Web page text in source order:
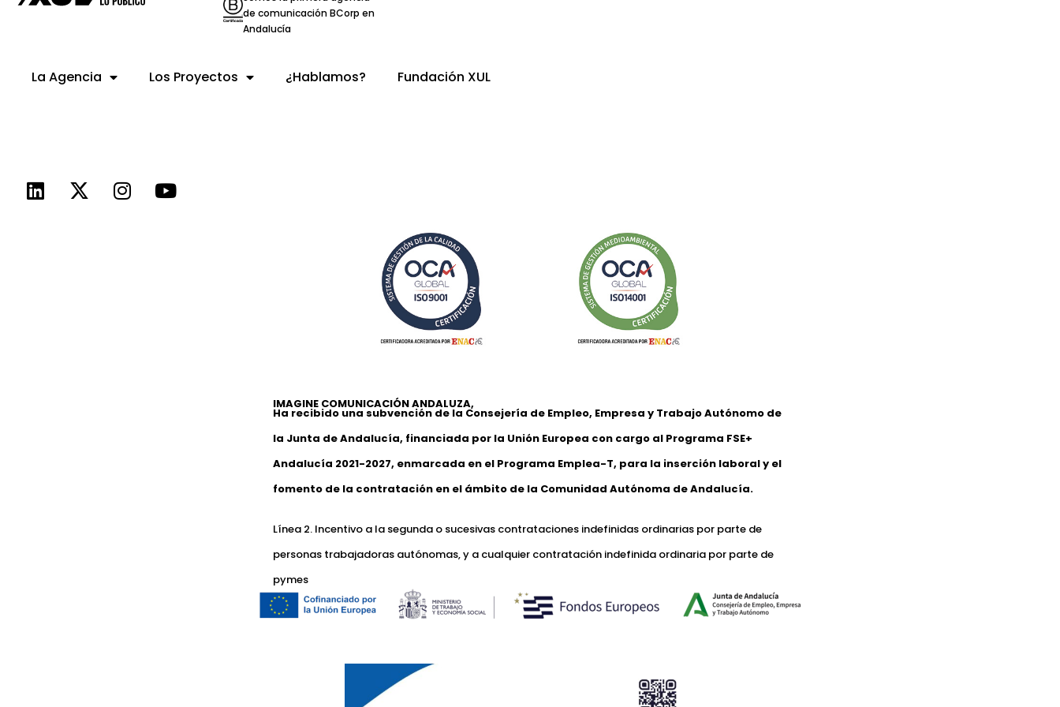
de comunicación BCorp en
Andalucía
La Agencia Los Proyectos ¿Hablamos? Fundación XUL
IMAGINE COMUNICACIÓN ANDALUZA,
Ha recibido una subvención de la Consejería de Empleo, Empresa y Trabajo Autónomo de
la Junta de Andalucía, financiada por la Unión Europea con cargo al Programa FSE+
Andalucía 2021-2027, enmarcada en el Programa Emplea-T, para la inserción laboral y el
fomento de la contratación en el ámbito de la Comunidad Autónoma de Andalucía.
Línea 2. Incentivo a la segunda o sucesivas contrataciones indefinidas ordinarias por parte de
personas trabajadoras autónomas, y a cualquier contratación indefinida ordinaria por parte de
pymes